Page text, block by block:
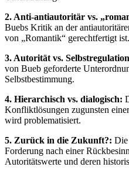
2. Anti-antiautoritär vs.
Buebs Kritik an der
von „Romantik“ gerechtfertigt ist.
3. Autorität vs.
von Bueb geforderte
Selbstbestimmung.
4. Hierarchisch vs. dialogisch:
Konfliktlösungen zugunsten
wird problematisiert.
5. Zurück in die Zukunft?: Die
Forderung nach einer
Autoritätswerte und deren